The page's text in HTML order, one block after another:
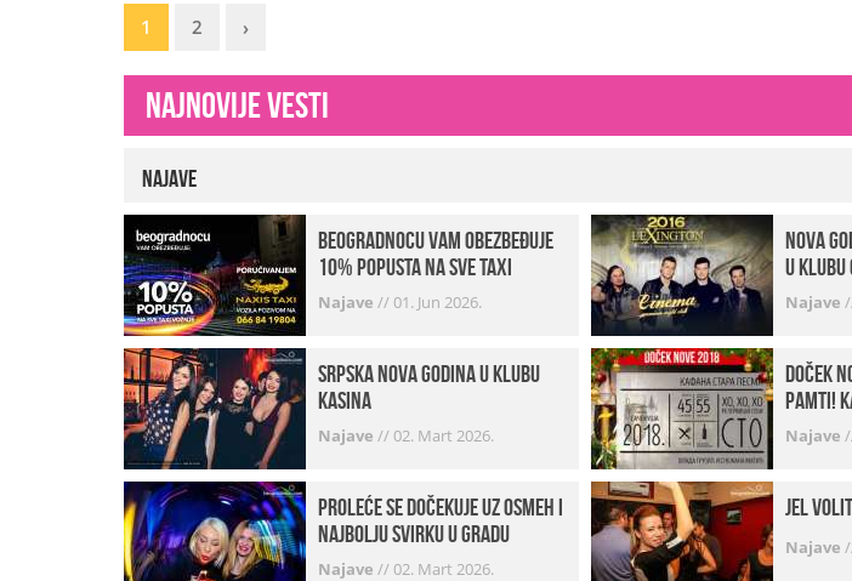
1 2 ›
Najnovije vesti
Najave
beogradnocu vam obezbeđuje
10% popusta na sve taxi
vožnje
Najave //01. Jun 2026.
Srpska Nova godina u klubu
Kasina
Najave //02. Mart 2026.
Proleće se dočekuje uz osmeh i
najbolju svirku u gradu
Najave //02. Mart 2026.
Nova
u klubu
Najave
Doček
pamti!
Najave
Jel
Najave